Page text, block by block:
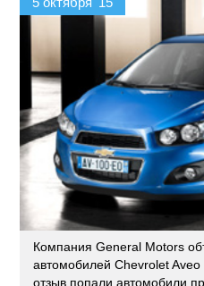
Компания General Motors
автомобилей Chevrolet
отзыв попали автомобили